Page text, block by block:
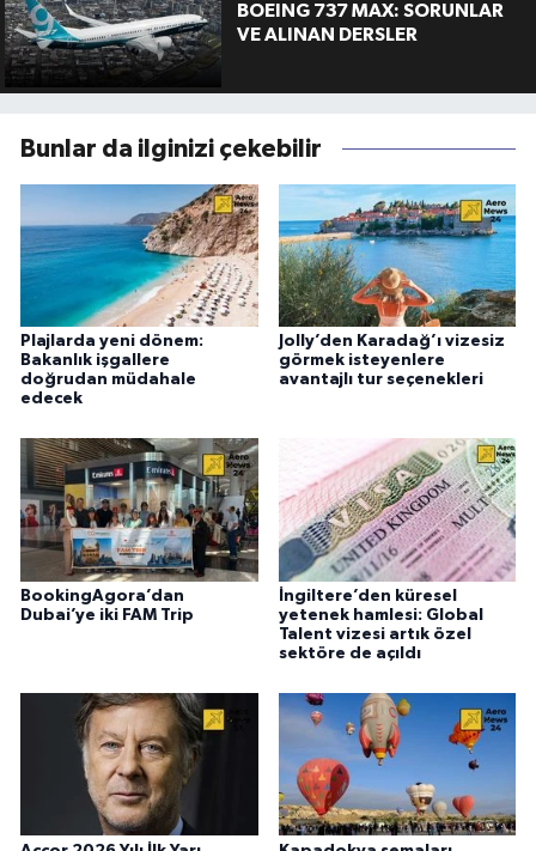
BOEING 737 MAX: SORUNLAR
VE ALINAN DERSLER
Bunlar da ilginizi çekebilir
Plajlarda yeni dönem:
Bakanlık işgallere
doğrudan müdahale
edecek
Jolly’den Karadağ’ı vizesiz
görmek isteyenlere
avantajlı tur seçenekleri
BookingAgora’dan
Dubai’ye iki FAM Trip
İngiltere’den küresel
yetenek hamlesi: Global
Talent vizesi artık özel
sektöre de açıldı